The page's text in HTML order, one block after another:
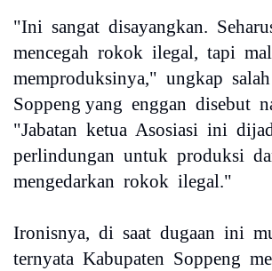
"Ini sangat disayangkan.
mencegah rokok ilegal, tapi
memproduksinya," ungkap
Soppeng yang enggan disebut
"Jabatan ketua Asosiasi ini
perlindungan untuk produksi
mengedarkan rokok ilegal."
Ironisnya, di saat dugaan ini
ternyata Kabupaten Soppeng